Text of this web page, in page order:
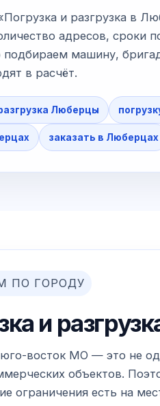
и разгрузка в
адресов, сроки
подбираем машину,
в расчёт.
Люберцы
заказать в Люберцах
ПО ГОРОДУ
и
восток МО — это не
объектов.
ограничения есть на